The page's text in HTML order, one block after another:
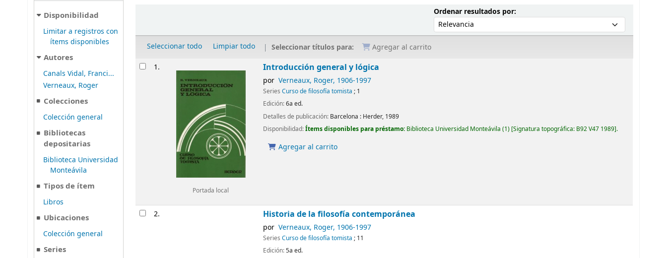
Disponibilidad
Limitar a registros con
ítems disponibles
Autores
Canals Vidal, Franci...
Verneaux, Roger
Colecciones
Colección general
Bibliotecas
depositarias
Biblioteca Universidad
Monteávila
Tipos de ítem
Libros
Ubicaciones
Colección general
Series
Ordenar resultados por:Ordenar por:
Seleccionar todo Limpiar todo Seleccionar títulos para: Agregar al carrito
Resultados
1.
Portada local
Introducción general y lógica
por Verneaux, Roger, 1906-1997
SeriesCurso de filosofía tomista ; 1
Edición:6a ed.
Detalles de publicación: Barcelona : Herder, 1989
Disponibilidad:Ítems disponibles para préstamo: Biblioteca Universidad Monteávila (1) Signatura topográfica: B92 V47 1989 .
Agregar al carrito
2. Historia de la filosofía contemporánea
por Verneaux, Roger, 1906-1997
SeriesCurso de filosofía tomista ; 11
Edición:5a ed.